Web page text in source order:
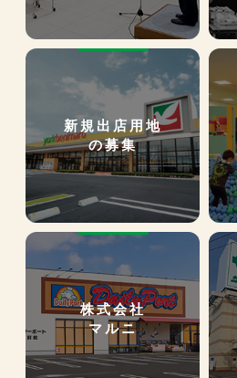
新規出店用地
の募集
株式会社
マルニ